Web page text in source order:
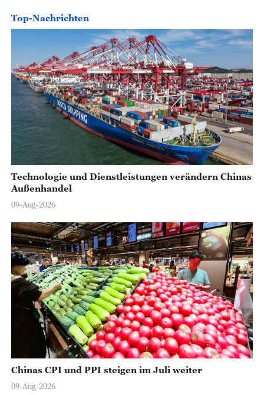
Top-Nachrichten
Technologie und Dienstleistungen verändern Chinas
Außenhandel
09-Aug-2026
Chinas CPI und PPI steigen im Juli weiter
09-Aug-2026